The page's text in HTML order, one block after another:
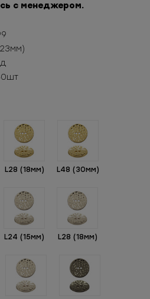
с менеджером.
L28 (18мм) L48 (30мм)
L24 (15мм) L28 (18мм)